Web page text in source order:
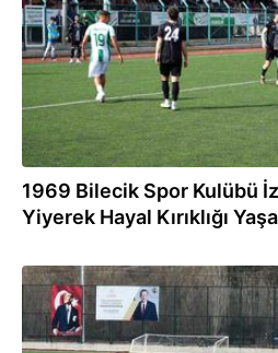
1969 Bilecik Spor Kulübü
Yiyerek Hayal Kırıklığı
24.02.2024